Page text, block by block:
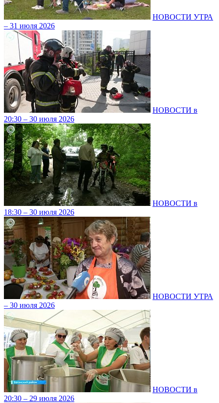
НОВОСТИ УТРА
– 31 июля 2026
НОВОСТИ в
20:30 – 30 июля 2026
НОВОСТИ в
18:30 – 30 июля 2026
НОВОСТИ УТРА
– 30 июля 2026
НОВОСТИ в
20:30 – 29 июля 2026